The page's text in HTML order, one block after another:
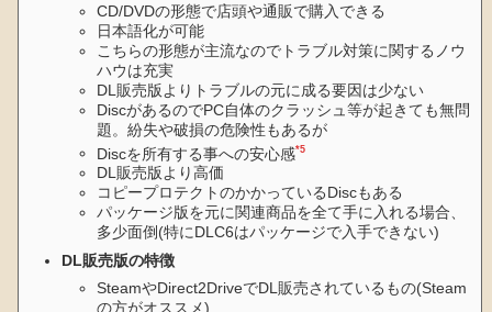
CD/DVDの形態で店頭や通販で購入できる
日本語化が可能
こちらの形態が主流なのでトラブル対策に関するノウ
ハウは充実
DL販売版よりトラブルの元に成る要因は少ない
DiscがあるのでPC自体のクラッシュ等が起きても無問
題。紛失や破損の危険性もあるが
Discを所有する事への安心感*5
DL販売版より高価
コピープロテクトのかかっているDiscもある
パッケージ版を元に関連商品を全て手に入れる場合、
多少面倒(特にDLC6はパッケージで入手できない)
DL販売版の特徴
SteamやDirect2DriveでDL販売されているもの(Steam
の方がオススメ)